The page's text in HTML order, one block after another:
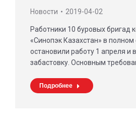
Новости 2019-04-02
Работники 10 буровых бригад
«Синопэк Казахстан» в полном
остановили работу 1 апреля и
забастовку. Основным
Подробнее